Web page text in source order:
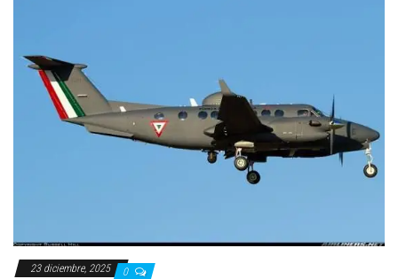
23 diciembre, 2025 0